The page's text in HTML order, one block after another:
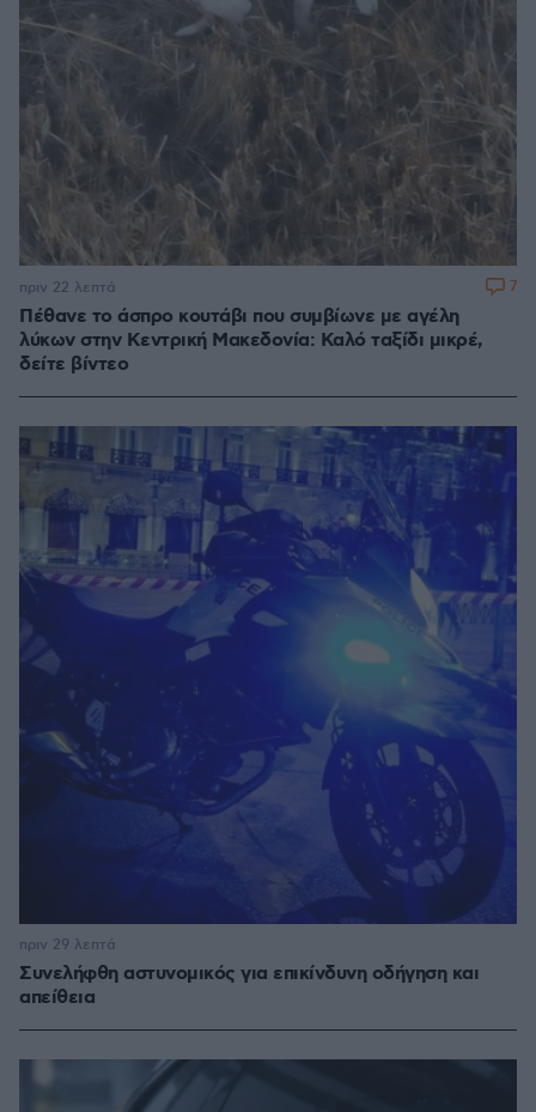
Πέθανε το άσπρο κουτάβι που συμβίωνε με αγέλη
λύκων στην Κεντρική Μακεδονία: Καλό ταξίδι μικρέ,
δείτε βίντεο
πριν 22 λεπτά 7
Συνελήφθη αστυνομικός για επικίνδυνη οδήγηση και
απείθεια
πριν 29 λεπτά